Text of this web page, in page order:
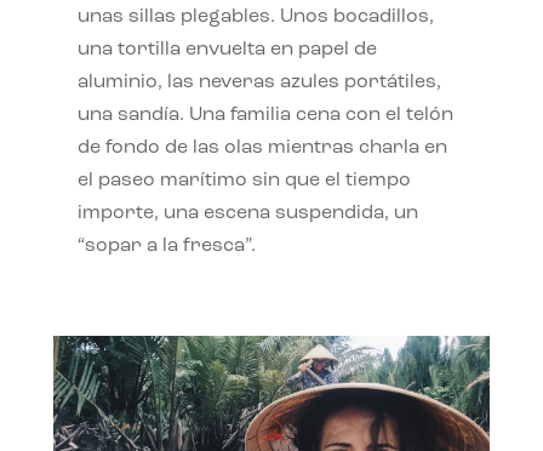
unas sillas plegables. Unos bocadillos,
una tortilla envuelta en papel de
aluminio, las neveras azules portátiles,
una sandía. Una familia cena con el telón
de fondo de las olas mientras charla en
el paseo marítimo sin que el tiempo
importe, una escena suspendida, un
“sopar a la fresca”.